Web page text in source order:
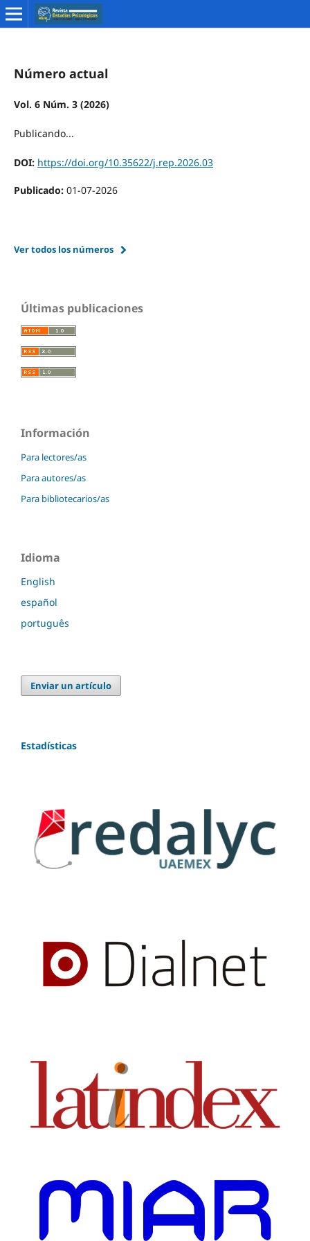
Número actual
Vol. 6 Núm. 3 (2026)
Publicando...
DOI: https://doi.org/10.35622/j.rep.2026.03
Publicado: 01-07-2026
Ver todos los números
Últimas publicaciones
Información
Para lectores/as
Para autores/as
Para bibliotecarios/as
Idioma
English
español
português
Enviar un artículo
Estadísticas